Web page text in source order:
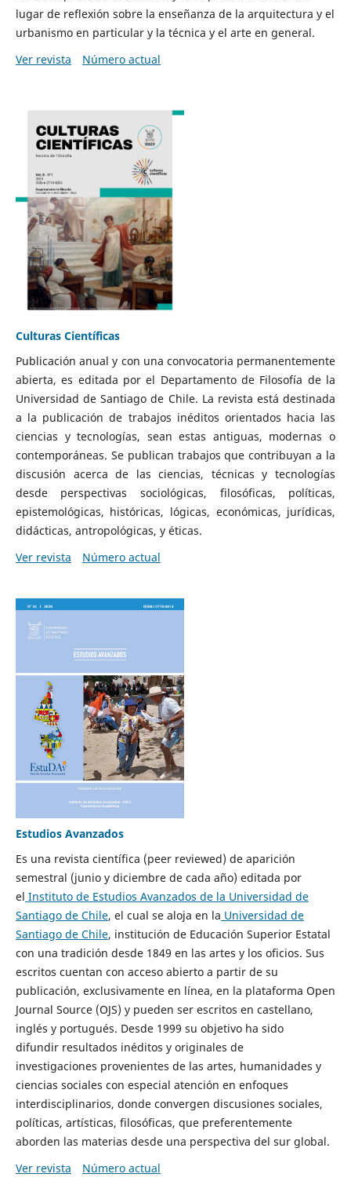
lugar de reflexión sobre la enseñanza de la arquitectura y el
urbanismo en particular y la técnica y el arte en general.
Ver revista
Número actual
Culturas Científicas
Publicación anual y con una convocatoria permanentemente
abierta, es editada por el Departamento de Filosofía de la
Universidad de Santiago de Chile. La revista está destinada
a la publicación de trabajos inéditos orientados hacia las
ciencias y tecnologías, sean estas antiguas, modernas o
contemporáneas. Se publican trabajos que contribuyan a la
discusión acerca de las ciencias, técnicas y tecnologías
desde perspectivas sociológicas, filosóficas, políticas,
epistemológicas, históricas, lógicas, económicas, jurídicas,
didácticas, antropológicas, y éticas.
Ver revista
Número actual
Estudios Avanzados
Es una revista científica (peer reviewed) de aparición
semestral (junio y diciembre de cada año) editada por
el Instituto de Estudios Avanzados de la Universidad de
Santiago de Chile, el cual se aloja en la Universidad de
Santiago de Chile, institución de Educación Superior Estatal
con una tradición desde 1849 en las artes y los oficios. Sus
escritos cuentan con acceso abierto a partir de su
publicación, exclusivamente en línea, en la plataforma Open
Journal Source (OJS) y pueden ser escritos en castellano,
inglés y portugués. Desde 1999 su objetivo ha sido
difundir resultados inéditos y originales de
investigaciones provenientes de las artes, humanidades y
ciencias sociales con especial atención en enfoques
interdisciplinarios, donde convergen discusiones sociales,
políticas, artísticas, filosóficas, que preferentemente
aborden las materias desde una perspectiva del sur global.
Ver revista
Número actual